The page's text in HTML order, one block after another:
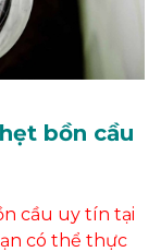
bồn cầu
cầu uy tín tại
có thể thực